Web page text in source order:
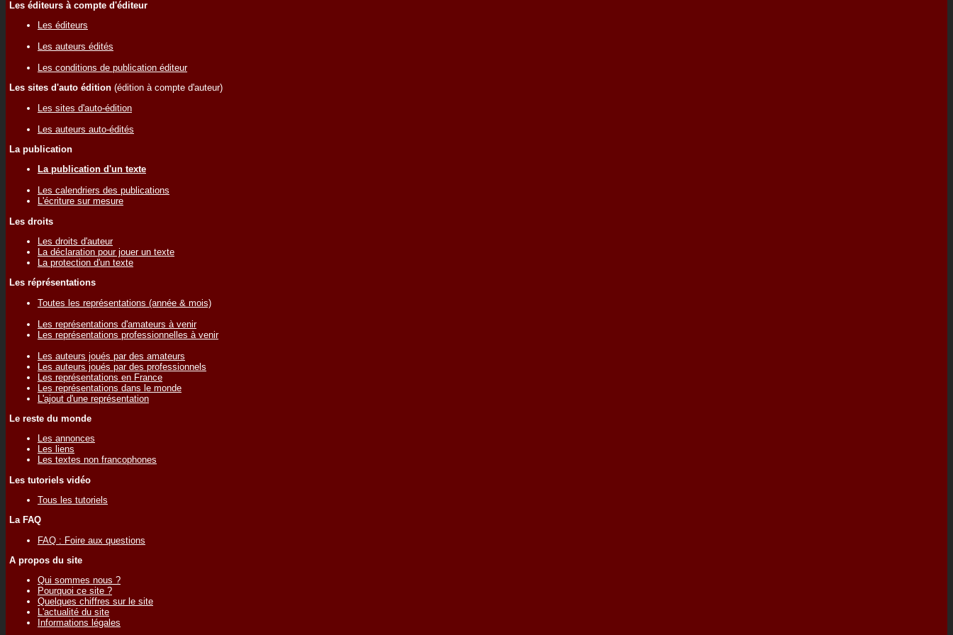
Les éditeurs à compte d'éditeur
Les éditeurs
Les auteurs édités
Les conditions de publication éditeur
Les sites d'auto édition (édition à compte d'auteur)
Les sites d'auto-édition
Les auteurs auto-édités
La publication
La publication d'un texte
Les calendriers des publications
L'écriture sur mesure
Les droits
Les droits d'auteur
La déclaration pour jouer un texte
La protection d'un texte
Les réprésentations
Toutes les représentations (année & mois)
Les représentations d'amateurs à venir
Les représentations professionnelles à venir
Les auteurs joués par des amateurs
Les auteurs joués par des professionnels
Les représentations en France
Les représentations dans le monde
L'ajout d'une représentation
Le reste du monde
Les annonces
Les liens
Les textes non francophones
Les tutoriels vidéo
Tous les tutoriels
La FAQ
FAQ : Foire aux questions
A propos du site
Qui sommes nous ?
Pourquoi ce site ?
Quelques chiffres sur le site
L'actualité du site
Informations légales